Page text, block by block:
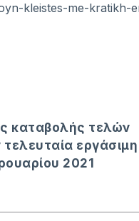
kleistes-me-kratikh-
καταβολής τελών
εργάσιμη
2021